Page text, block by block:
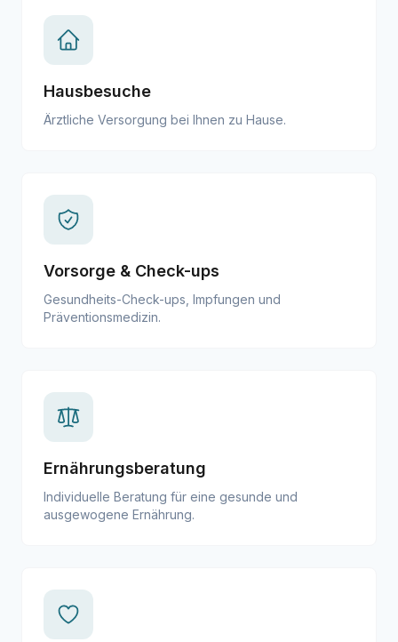
Hausbesuche
Ärztliche Versorgung bei Ihnen zu Hause.
Vorsorge & Check-ups
Gesundheits-Check-ups, Impfungen und
Präventionsmedizin.
Ernährungsberatung
Individuelle Beratung für eine gesunde und
ausgewogene Ernährung.